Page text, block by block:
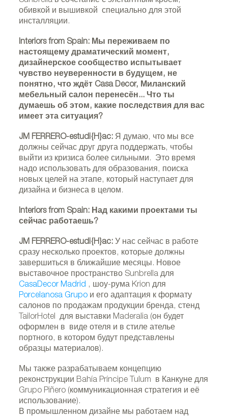
обивкой и вышивкой специально для этой
инсталляции.
Interiors from Spain: Мы переживаем по
настоящему драматический момент,
дизайнерское сообщество испытывает
чувство неуверенности в будущем, не
понятно, что ждёт Casa Decor, Миланский
мебельный салон перенесён... Что ты
думаешь об этом, какие последствия для вас
имеет эта ситуация?
JM FERRERO-estudi{H}ac: Я думаю, что мы все
должны сейчас друг друга поддержать, чтобы
выйти из кризиса более сильными. Это время
надо использовать для образования, поиска
новых целей на этапе, который наступает для
дизайна и бизнеса в целом.
Interiors from Spain: Над какими проектами ты
сейчас работаешь?
JM FERRERO-estudi{H}ac: У нас сейчас в работе
сразу несколько проектов, которые должны
завершиться в ближайшие месяцы. Новое
выставочное пространство Sunbrella для
CasaDecor Madrid , шоу-рума Krion для
Porcelanosa Grupo и его адаптация к формату
салонов по продажам продукции бренда, стенд
TailorHotel для выставки Maderalia (он будет
оформлен в виде отеля и в стиле ателье
портного, в котором будут представлены
образцы материалов).
Мы также разрабатываем концепцию
реконструкции Bahía Príncipe Tulum в Канкуне для
Grupo Piñero (коммуникационная стратегия и её
использование).
В промышленном дизайне мы работаем над